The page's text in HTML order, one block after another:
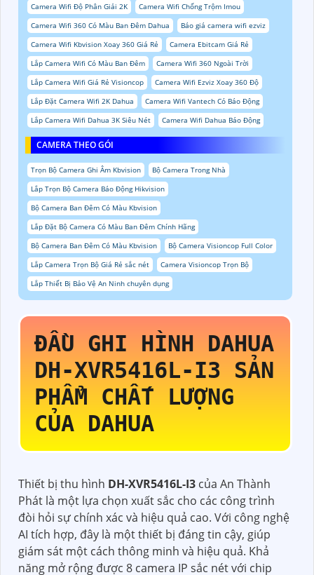
Camera Wifi Độ Phân Giải 2K
Camera Wifi Chống Trộm Imou
Camera Wifi 360 Có Màu Ban Đêm Dahua
Báo giá camera wifi ezviz
Camera Wifi Kbvision Xoay 360 Giá Rẻ
Camera Ebitcam Giá Rẻ
Lắp Camera Wifi Có Màu Ban Đêm
Camera Wifi 360 Ngoài Trời
Lắp Camera Wifi Giá Rẻ Visioncop
Camera Wifi Ezviz Xoay 360 Độ
Lắp Đặt Camera Wifi 2K Dahua
Camera Wifi Vantech Có Báo Động
Lắp Camera Wifi Dahua 3K Siêu Nét
Camera Wifi Dahua Báo Động
CAMERA THEO GÓI
Trọn Bộ Camera Ghi Âm Kbvision
Bộ Camera Trong Nhà
Lắp Trọn Bộ Camera Báo Động Hikvision
Bộ Camera Ban Đêm Có Màu Kbvision
Lắp Đặt Bộ Camera Có Màu Ban Đêm Chính Hãng
Bộ Camera Ban Đêm Có Màu Kbvision
Bộ Camera Visioncop Full Color
Lắp Camera Trọn Bộ Giá Rẻ sắc nét
Camera Visioncop Trọn Bộ
Lắp Thiết Bị Bảo Vệ An Ninh chuyên dụng
ĐẦU GHI HÌNH DAHUA
DH-XVR5416L-I3 SẢN
PHẨM CHẤT LƯỢNG
CỦA DAHUA
Thiết bị thu hình DH-XVR5416L-I3 của An Thành
Phát là một lựa chọn xuất sắc cho các công trình
đòi hỏi sự chính xác và hiệu quả cao. Với công nghệ
AI tích hợp, đây là một thiết bị đáng tin cậy, giúp
giám sát một cách thông minh và hiệu quả. Khả
năng mở rộng được 8 camera IP sắc nét với chip